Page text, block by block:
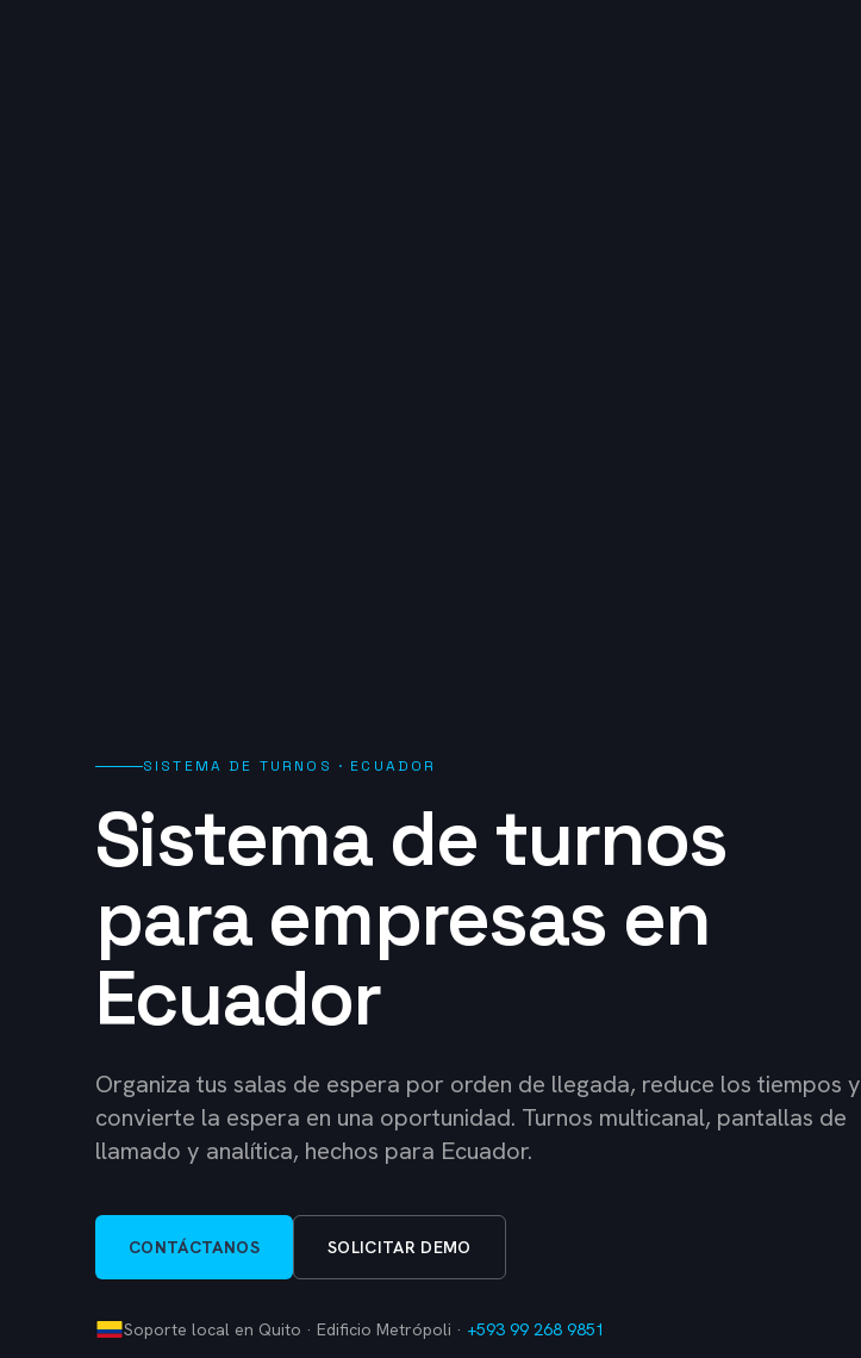
SISTEMA DE TURNOS · ECUADOR
Sistema de turnos
para empresas en
Ecuador
Organiza tus salas de espera por orden de llegada, reduce los tiempos y
convierte la espera en una oportunidad. Turnos multicanal, pantallas de
llamado y analítica, hechos para Ecuador.
CONTÁCTANOS SOLICITAR DEMO
Soporte local en Quito · Edificio Metrópoli · +593 99 268 9851